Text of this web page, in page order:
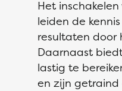
Het
leiden de
resultaten door
Daarnaast
lastig te
en zijn getraind